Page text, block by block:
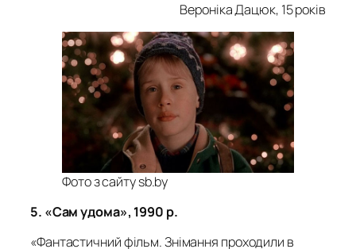
Вероніка Дацюк, 15 років
Фото з сайту sb.by
5. «Сам удома», 1990 р.
«Фантастичний фільм. Знімання проходили в